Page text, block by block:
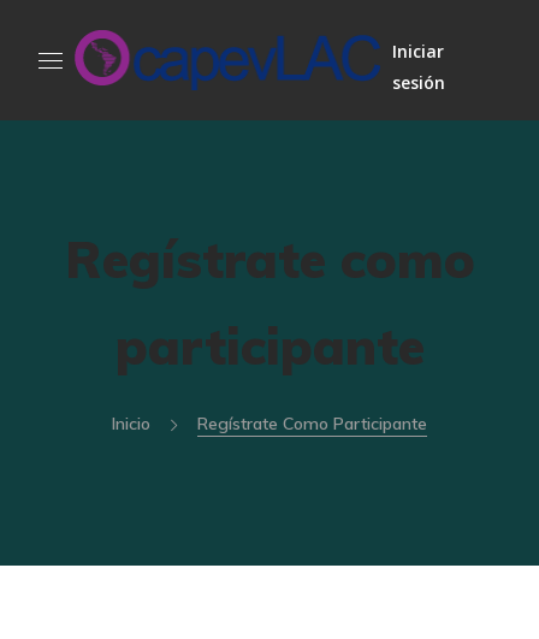
Iniciar
sesión
Regístrate como
participante
Inicio Regístrate Como Participante